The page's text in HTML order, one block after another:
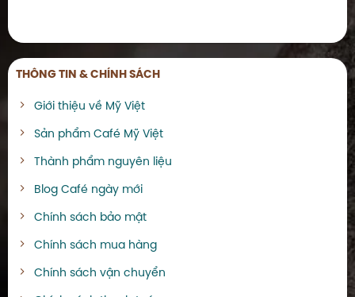
THÔNG TIN & CHÍNH SÁCH
Giới thiệu về Mỹ Việt
Sản phẩm Café Mỹ Việt
Thành phẩm nguyên liệu
Blog Café ngày mới
Chính sách bảo mật
Chính sách mua hàng
Chính sách vận chuyển
Chính sách thanh toán